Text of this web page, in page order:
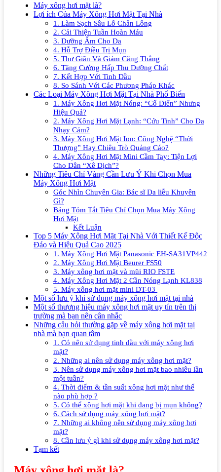
Máy xông hơi mặt là?
Lợi ích Của Máy Xông Hơi Mặt Tại Nhà
1. Làm Sạch Sâu Lỗ Chân Lông
2. Cải Thiện Tuần Hoàn Máu
3. Dưỡng Ẩm Cho Da
4. Hỗ Trợ Điều Trị Mụn
5. Thư Giãn Và Giảm Căng Thẳng
6. Tăng Cường Hấp Thu Dưỡng Chất
7. Kết Hợp Với Tinh Dầu
8. So Sánh Với Các Phương Pháp Khác
Các Loại Máy Xông Hơi Mặt Tại Nhà Phổ Biến
1. Máy Xông Hơi Mặt Nóng: “Cổ Điển” Nhưng
Hiệu Quả?
2. Máy Xông Hơi Mặt Lạnh: “Cứu Tinh” Cho Da
Nhạy Cảm?
3. Máy Xông Hơi Mặt Ion: Công Nghệ “Thời
Thượng” Hay Chiêu Trò Quảng Cáo?
4. Máy Xông Hơi Mặt Mini Cầm Tay: Tiện Lợi
Cho Dân “Xê Dịch”?
Những Tiêu Chí Vàng Cần Lưu Ý Khi Chọn Mua
Máy Xông Hơi Mặt
Góc Nhìn Chuyên Gia: Bác sĩ Da liễu Khuyên
Gì?
Bảng Tóm Tắt Tiêu Chí Chọn Mua Máy Xông
Hơi Mặt
Kết Luận
Top 5 Máy Xông Hơi Mặt Tại Nhà Với Thiết Kế Độc
Đáo và Hiệu Quả Cao 2025
1. Máy Xông Hơi Mặt Panasonic EH-SA31VP442
2. Máy Xông Hơi Mặt Beurer FS50
3. Máy xông hơi mặt và mũi RIO FSTE
4. Máy Xông Hơi Mặt 2 Cần Nóng Lạnh KL838
5. Máy xông hơi mặt mini DT-03
Một số lưu ý khi sử dụng máy xông hơi mặt tại nhà
Một số thương hiệu máy xông hơi mặt uy tín trên thị
trường mà bạn nên cân nhắc
Những câu hỏi thường gặp về máy xông hơi mặt tại
nhà mà bạn quan tâm
1. Có nên sử dụng tinh dầu với máy xông hơi
mặt?
2. Những ai nên sử dụng máy xông hơi mặt?
3. Nên sử dụng máy xông hơi mặt bao nhiêu lần
một tuần?
4. Thời điểm & tần suất xông hơi mặt như thế
nào phù hợp ?
5. Có thể xông hơi mặt khi đang bị mụn không?
6. Cách sử dụng máy xông hơi mặt?
7. Những ai không nên sử dụng máy xông hơi
mặt?
8. Cần lưu ý gì khi sử dụng máy xông hơi mặt?
Tạm kết